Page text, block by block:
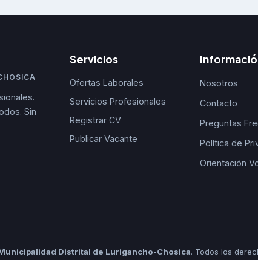
Sin
Servicios
Ofertas Laborales
Servicios Profesionales
Registrar CV
Publicar Vacante
Nosotros
Contacto
Preguntas
Política de
Orientación
Distrital de Lurigancho-Chosica. Todos los